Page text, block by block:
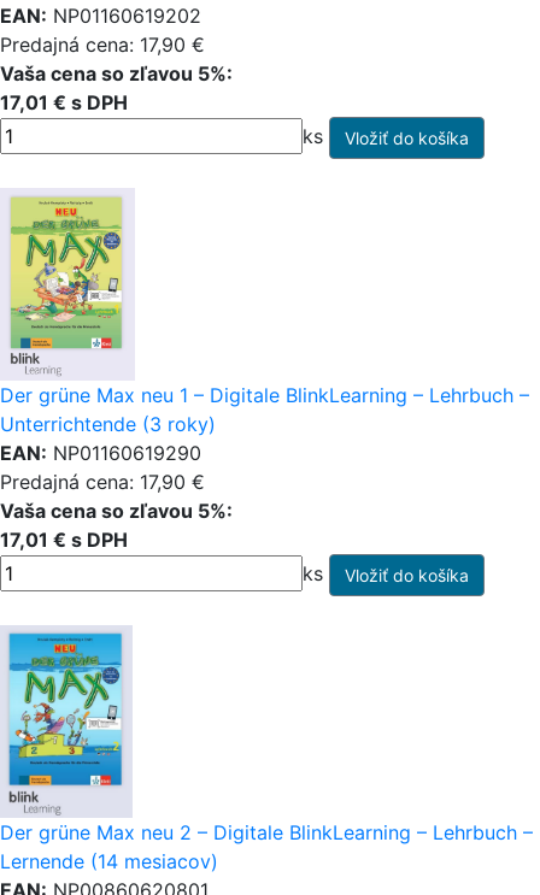
EAN: NP01160619202
Predajná cena: 17,90 €
Vaša cena so zľavou 5%:
17,01 € s DPH
ks
Der grüne Max neu 1 – Digitale BlinkLearning – Lehrbuch –
Unterrichtende (3 roky)
EAN: NP01160619290
Predajná cena: 17,90 €
Vaša cena so zľavou 5%:
17,01 € s DPH
ks
Der grüne Max neu 2 – Digitale BlinkLearning – Lehrbuch –
Lernende (14 mesiacov)
EAN: NP00860620801